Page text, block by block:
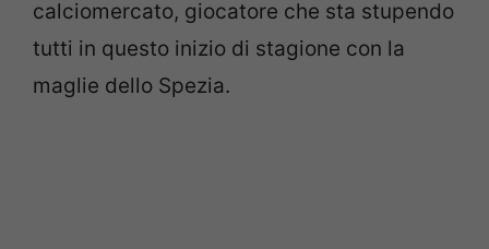
calciomercato, giocatore che sta stupendo
tutti in questo inizio di stagione con la
maglie dello Spezia.